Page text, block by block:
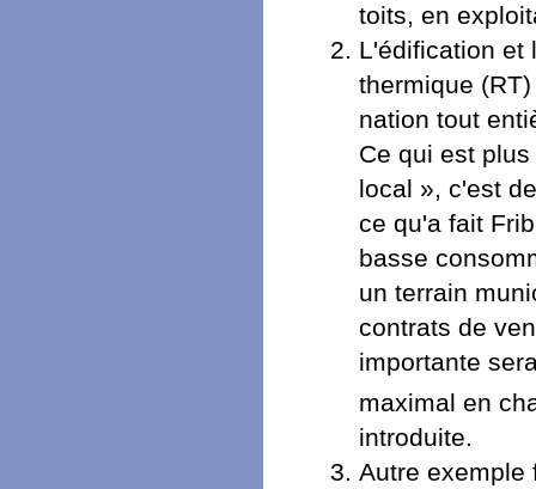
toits, en
L'édification et
thermique
nation tout
Ce qui est
local », c'est
ce qu'a fait
basse
un terrain
contrats de
importante
maximal en
introduite.
Autre exemple